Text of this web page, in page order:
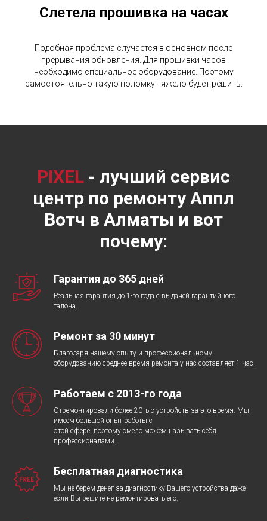
Слетела прошивка на часах
Подобная проблема случается в основном после
прерывания обновления. Для прошивки часов
необходимо специальное оборудование. Поэтому
самостоятельно такую поломку тяжело будет решить.
PIXEL - лучший сервис
центр по ремонту Аппл
Вотч в Алматы и вот
почему:
Гарантия до 365 дней
Реальная гарантия до 1-го года с выдачей гарантийного
талона.
Ремонт за 30 минут
Благодаря нашему опыту и профессиональному
оборудованию среднее время ремонта у нас составляет 1 час.
Работаем с 2013-го года
Отремонтировали более 20тыс устройств за это время. Мы
имеем большой опыт работы с
этой сфере, поэтому смело можем называть себя
профессионалами.
Бесплатная диагностика
Мы не берем денег за диагностику Вашего устройства даже
если Вы решите не ремонтировать его.